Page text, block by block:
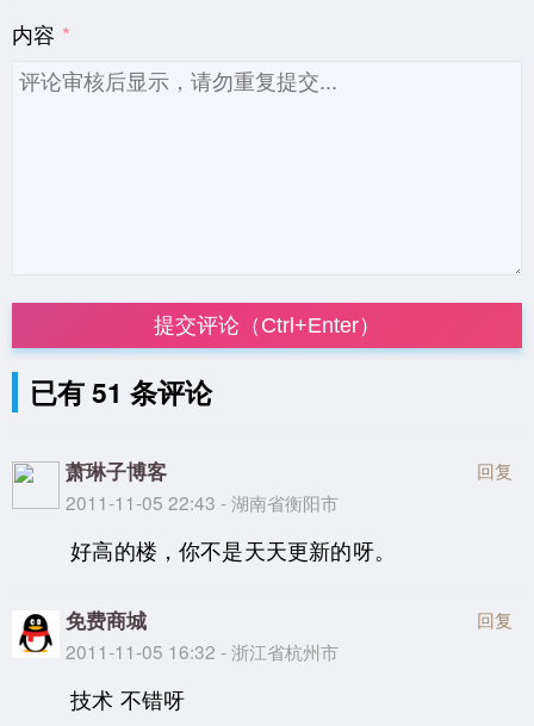
内容
提交评论（Ctrl+Enter）
已有 51 条评论
萧琳子博客
2011-11-05 22:43 - 湖南省衡阳市
回复
好高的楼，你不是天天更新的呀。
免费商城
2011-11-05 16:32 - 浙江省杭州市
回复
技术 不错呀